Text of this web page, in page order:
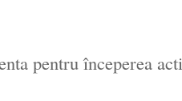
pentru începerea